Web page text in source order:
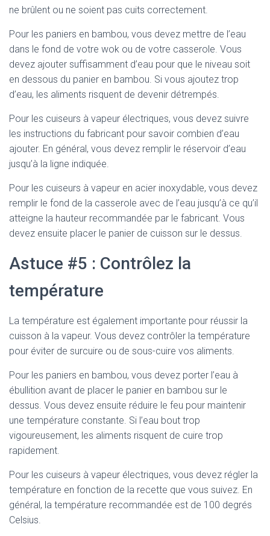
ne brûlent ou ne soient pas cuits correctement.
Pour les paniers en bambou, vous devez mettre de l’eau
dans le fond de votre wok ou de votre casserole. Vous
devez ajouter suffisamment d’eau pour que le niveau soit
en dessous du panier en bambou. Si vous ajoutez trop
d’eau, les aliments risquent de devenir détrempés.
Pour les cuiseurs à vapeur électriques, vous devez suivre
les instructions du fabricant pour savoir combien d’eau
ajouter. En général, vous devez remplir le réservoir d’eau
jusqu’à la ligne indiquée.
Pour les cuiseurs à vapeur en acier inoxydable, vous devez
remplir le fond de la casserole avec de l’eau jusqu’à ce qu’il
atteigne la hauteur recommandée par le fabricant. Vous
devez ensuite placer le panier de cuisson sur le dessus.
Astuce #5 : Contrôlez la
température
La température est également importante pour réussir la
cuisson à la vapeur. Vous devez contrôler la température
pour éviter de surcuire ou de sous-cuire vos aliments.
Pour les paniers en bambou, vous devez porter l’eau à
ébullition avant de placer le panier en bambou sur le
dessus. Vous devez ensuite réduire le feu pour maintenir
une température constante. Si l’eau bout trop
vigoureusement, les aliments risquent de cuire trop
rapidement.
Pour les cuiseurs à vapeur électriques, vous devez régler la
température en fonction de la recette que vous suivez. En
général, la température recommandée est de 100 degrés
Celsius.